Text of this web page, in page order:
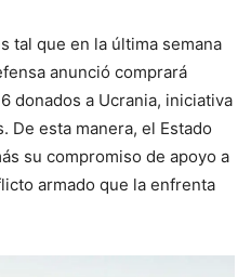
tal que en la última semana
anunció comprará
donados a Ucrania, iniciativa
De esta manera, el Estado
su compromiso de apoyo a
armado que la enfrenta